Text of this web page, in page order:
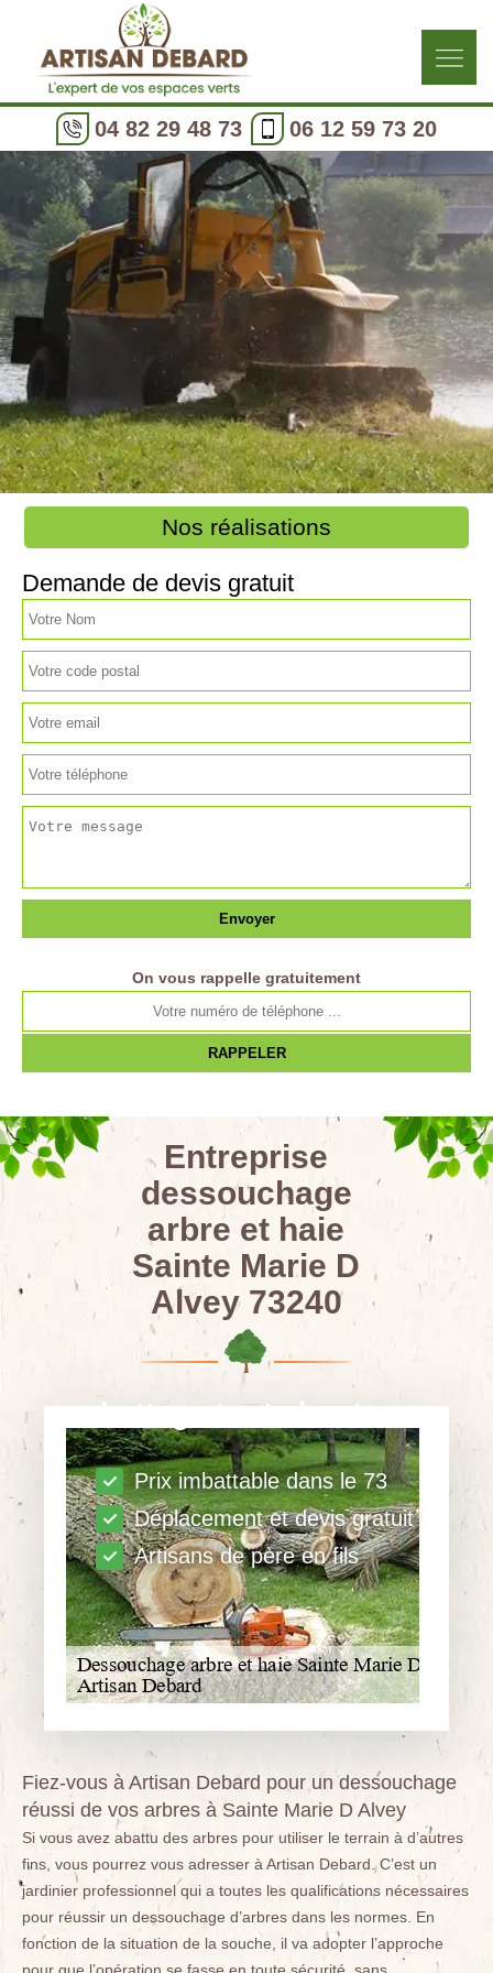
04 82 29 48 73 06 12 59 73 20
abattage toute hauteur
Prix imbattable dans le 73
Déplacement et devis gratuit
Artisans de père en fils
Nos réalisations
Demande de devis gratuit
On vous rappelle gratuitement
Entreprise
dessouchage
arbre et haie
Sainte Marie D
Alvey 73240
Fiez-vous à Artisan Debard pour un dessouchage
réussi de vos arbres à Sainte Marie D Alvey
Si vous avez abattu des arbres pour utiliser le terrain à d’autres
fins, vous pourrez vous adresser à Artisan Debard. C’est un
jardinier professionnel qui a toutes les qualifications nécessaires
pour réussir un dessouchage d’arbres dans les normes. En
fonction de la situation de la souche, il va adopter l’approche